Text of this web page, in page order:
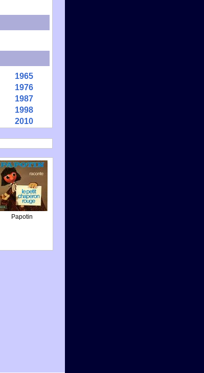
1965
1976
1987
1998
2010
Papotin